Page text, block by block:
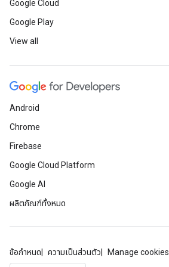
Google Cloud
Google Play
View all
Android
Chrome
Firebase
Google Cloud Platform
Google AI
ผลิตภัณฑ์ทั้งหมด
ข้อกำหนด ความเป็นส่วนตัว Manage cookies